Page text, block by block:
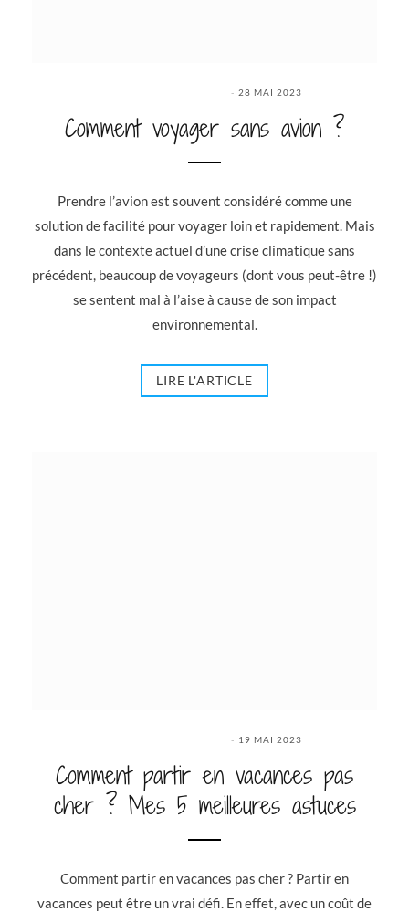
28 MAI 2023
Comment voyager sans avion ?
Prendre l’avion est souvent considéré comme une
solution de facilité pour voyager loin et rapidement. Mais
dans le contexte actuel d’une crise climatique sans
précédent, beaucoup de voyageurs (dont vous peut-être !)
se sentent mal à l’aise à cause de son impact
environnemental.
LIRE L'ARTICLE
19 MAI 2023
Comment partir en vacances pas
cher ? Mes 5 meilleures astuces
Comment partir en vacances pas cher ? Partir en
vacances peut être un vrai défi. En effet, avec un coût de